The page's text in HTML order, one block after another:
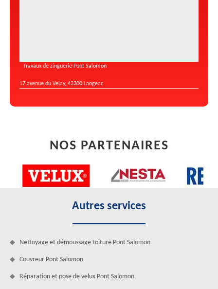
Travaux de zinguerie Pont Salomon
17 avenue du Velay, 43300 Langeac
NOS PARTENAIRES
Autres services
Nettoyage et démoussage toiture Pont Salomon
Couvreur Pont Salomon
Réparation et pose de velux Pont Salomon